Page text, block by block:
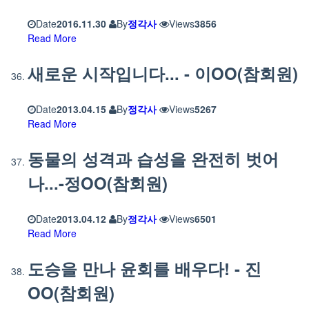
Date2016.11.30 By정각사 Views3856
Read More
새로운 시작입니다... - 이OO(참회원)
Date2013.04.15 By정각사 Views5267
Read More
동물의 성격과 습성을 완전히 벗어
나...-정OO(참회원)
Date2013.04.12 By정각사 Views6501
Read More
도승을 만나 윤회를 배우다! - 진
OO(참회원)